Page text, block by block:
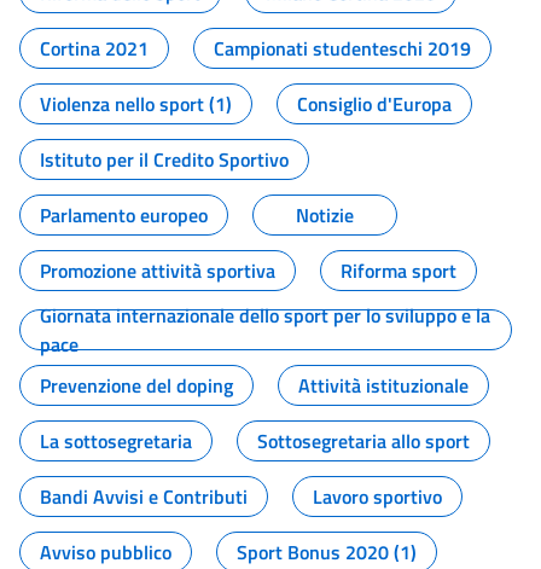
Cortina 2021
Campionati studenteschi 2019
Violenza nello sport (1)
Consiglio d'Europa
Istituto per il Credito Sportivo
Parlamento europeo
Notizie
Promozione attività sportiva
Riforma sport
Giornata internazionale dello sport per lo sviluppo e la
pace
Prevenzione del doping
Attività istituzionale
La sottosegretaria
Sottosegretaria allo sport
Bandi Avvisi e Contributi
Lavoro sportivo
Avviso pubblico
Sport Bonus 2020 (1)